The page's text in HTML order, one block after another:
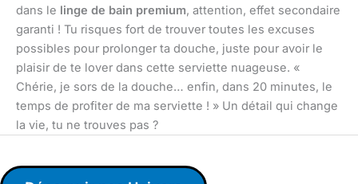
dans le linge de bain premium, attention, effet secondaire
garanti ! Tu risques fort de trouver toutes les excuses
possibles pour prolonger ta douche, juste pour avoir le
plaisir de te lover dans cette serviette nuageuse. «
Chérie, je sors de la douche… enfin, dans 20 minutes, le
temps de profiter de ma serviette ! » Un détail qui change
la vie, tu ne trouves pas ?